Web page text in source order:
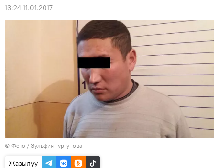
13:24 11.01.2017
© Фото / Зульфия Тургунова
Жазылуу